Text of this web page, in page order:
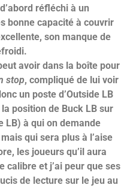
réfléchi à un
bonne capacité à couvrir
son manque de
avoir dans la boîte pour
stop, compliqué de lui voir
un poste d’Outside LB
position de Buck LB sur
LB) à qui on demande
qui sera plus à l’aise
les joueurs qu’il aura
calibre et j’ai peur que ses
de lecture sur le jeu au